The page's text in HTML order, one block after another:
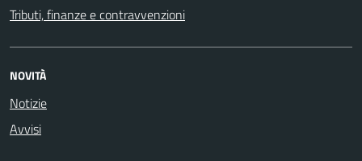
Tributi, finanze e contravvenzioni
NOVITÀ
Notizie
Avvisi